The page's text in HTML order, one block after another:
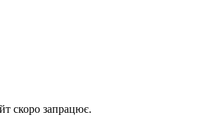
скоро запрацює.